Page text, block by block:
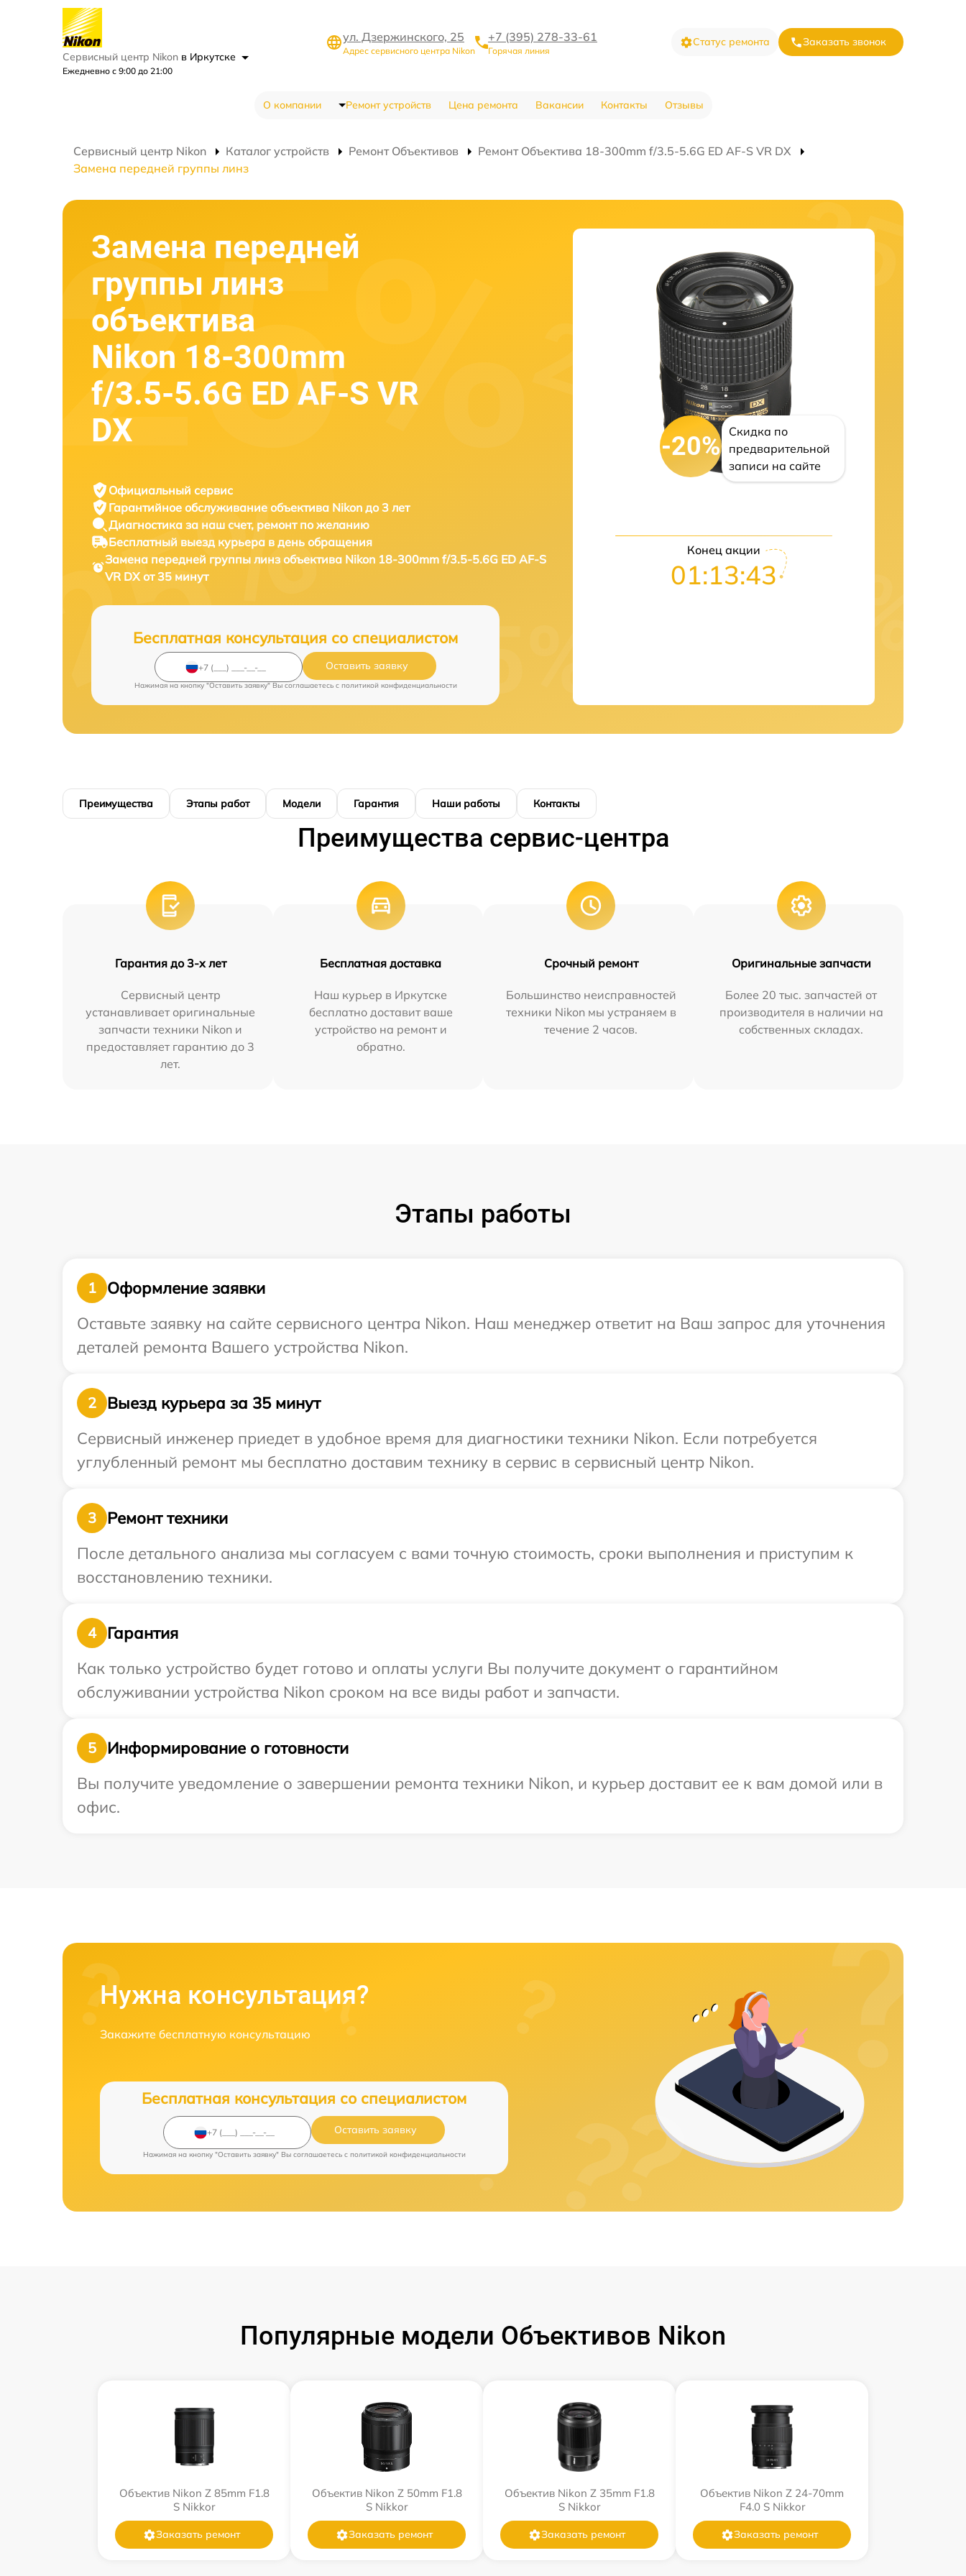
Сервисный центр Nikon в Иркутске
Ежедневно с 9:00 до 21:00
ул. Дзержинского, 25
Адрес сервисного центра Nikon
+7 (395) 278-33-61
Горячая линия
Статус ремонта Заказать звонок
О компании Ремонт устройств Цена ремонта Вакансии Контакты Отзывы
Сервисный центр Nikon Каталог устройств Ремонт Объективов
Ремонт Объектива 18-300mm f/3.5-5.6G ED AF-S VR DX
Замена передней группы линз
Замена передней
группы линз
объектива
Nikon 18-300mm
f/3.5-5.6G ED AF-S VR
DX
Официальный сервис
Гарантийное обслуживание объектива Nikon до 3 лет
Диагностика за наш счет, ремонт по желанию
Бесплатный выезд курьера в день обращения
Замена передней группы линз объектива Nikon 18-300mm f/3.5-5.6G ED AF-S
VR DX от 35 минут
Бесплатная консультация со специалистом
Оставить заявку
Нажимая на кнопку "Оставить заявку" Вы соглашаетесь c политикой конфиденциальности
-20%
Скидка по
предварительной
записи на сайте
Конец акции
01:13:42
Преимущества Этапы работ Модели Гарантия Наши работы Контакты
Преимущества сервис-центра
Гарантия до 3-х лет
Сервисный центр
устанавливает оригинальные
запчасти техники Nikon и
предоставляет гарантию до 3
лет.
Бесплатная доставка
Наш курьер в Иркутске
бесплатно доставит ваше
устройство на ремонт и
обратно.
Срочный ремонт
Большинство неисправностей
техники Nikon мы устраняем в
течение 2 часов.
Оригинальные запчасти
Более 20 тыс. запчастей от
производителя в наличии на
собственных складах.
Этапы работы
1
Оформление заявки
Оставьте заявку на сайте сервисного центра Nikon. Наш менеджер ответит на Ваш запрос для уточнения
деталей ремонта Вашего устройства Nikon.
2
Выезд курьера за 35 минут
Сервисный инженер приедет в удобное время для диагностики техники Nikon. Если потребуется
углубленный ремонт мы бесплатно доставим технику в сервис в сервисный центр Nikon.
3
Ремонт техники
После детального анализа мы согласуем с вами точную стоимость, сроки выполнения и приступим к
восстановлению техники.
4
Гарантия
Как только устройство будет готово и оплаты услуги Вы получите документ о гарантийном
обслуживании устройства Nikon сроком на все виды работ и запчасти.
5
Информирование о готовности
Вы получите уведомление о завершении ремонта техники Nikon, и курьер доставит ее к вам домой или в
офис.
Нужна консультация?
Закажите бесплатную консультацию
Бесплатная консультация со специалистом
Оставить заявку
Нажимая на кнопку "Оставить заявку" Вы соглашаетесь c политикой конфиденциальности
Популярные модели Объективов Nikon
Объектив Nikon Z 85mm F1.8
S Nikkor
Заказать ремонт
Объектив Nikon Z 50mm F1.8
S Nikkor
Заказать ремонт
Объектив Nikon Z 35mm F1.8
S Nikkor
Заказать ремонт
Объектив Nikon Z 24-70mm
F4.0 S Nikkor
Заказать ремонт